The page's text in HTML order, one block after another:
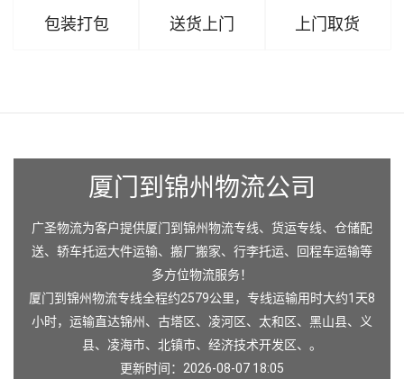
包装打包 送货上门 上门取货
厦门到锦州物流公司
广圣物流为客户提供厦门到锦州物流专线、货运专线、仓储配
送、轿车托运大件运输、搬厂搬家、行李托运、回程车运输等
多方位物流服务！
厦门到锦州物流专线全程约2579公里，专线运输用时大约1天8
小时，运输直达锦州 、 古塔区、 凌河区、 太和区、 黑山县、 义
县、 凌海市、 北镇市、 经济技术开发区、。
更新时间：2026-08-07 18:05